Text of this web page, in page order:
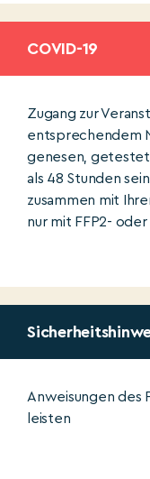
COVID-19
Zugang zur
entsprechendem
genesen,
als 48 Stunden
zusammen mit
nur mit FFP2-
Anweisungen des
leisten